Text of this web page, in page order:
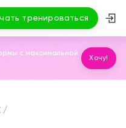
тренироваться
с максимальной
Хочу!